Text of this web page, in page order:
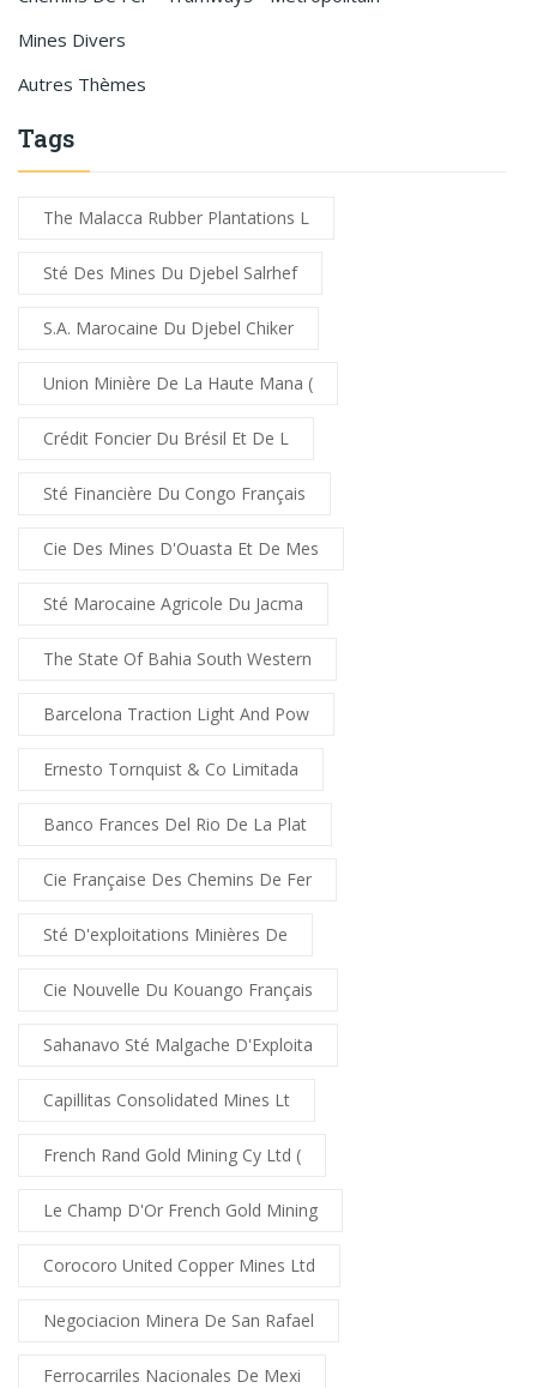
Mines Divers
Autres Thèmes
Tags
The Malacca Rubber Plantations L
Sté Des Mines Du Djebel Salrhef
S.A. Marocaine Du Djebel Chiker
Union Minière De La Haute Mana (
Crédit Foncier Du Brésil Et De L
Sté Financière Du Congo Français
Cie Des Mines D'Ouasta Et De Mes
Sté Marocaine Agricole Du Jacma
The State Of Bahia South Western
Barcelona Traction Light And Pow
Ernesto Tornquist & Co Limitada
Banco Frances Del Rio De La Plat
Cie Française Des Chemins De Fer
Sté D'exploitations Minières De
Cie Nouvelle Du Kouango Français
Sahanavo Sté Malgache D'Exploita
Capillitas Consolidated Mines Lt
French Rand Gold Mining Cy Ltd (
Le Champ D'Or French Gold Mining
Corocoro United Copper Mines Ltd
Negociacion Minera De San Rafael
Ferrocarriles Nacionales De Mexi